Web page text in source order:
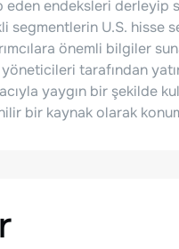
eden endeksleri derleyip
segmentlerin U.S. hisse
önemli bilgiler
yöneticileri tarafından
yaygın bir şekilde
bir kaynak olarak